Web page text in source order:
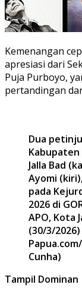
Kemenangan
apresiasi dari
Puja Purboyo,
pertandingan
Dua
Kabupaten
Jalla Bad
Ayomi
pada
2026 di
APO, Kota
(30/3/
Cunha)
Tampil Dominan